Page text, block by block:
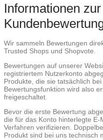
Informationen
Wir sammeln Bewertungen
Trusted Shops und Shopvote.
Bewertungen auf unserer
registriertem Nutzerkonto
Produkte, die sie tatsächlich
Bewertungsfunktion wird also
freigeschaltet.
Bevor die erste Bewertung
die für das Konto hinterlegte
Verfahren verifizieren.
Produkt sind bei uns technisch